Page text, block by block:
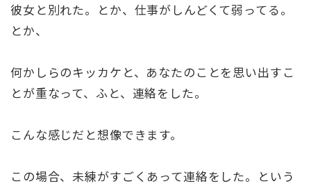
彼女と別れた。とか、仕事がしんどくて弱ってる。
とか、
何かしらのキッカケと、あなたのことを思い出すこ
とが重なって、ふと、連絡をした。
こんな感じだと想像できます。
この場合、未練がすごくあって連絡をした。という